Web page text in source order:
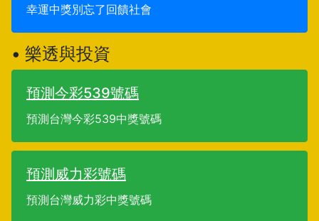
幸運中獎別忘了回饋社會
• 樂透與投資
預測今彩539號碼
預測台灣今彩539中獎號碼
預測威力彩號碼
預測台灣威力彩中獎號碼